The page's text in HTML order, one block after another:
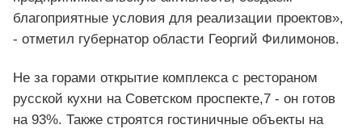
благоприятные условия для реализации проектов»,
- отметил губернатор области Георгий Филимонов.
Не за горами открытие комплекса с рестораном
русской кухни на Советском проспекте,7 - он готов
на 93%. Также строятся гостиничные объекты на